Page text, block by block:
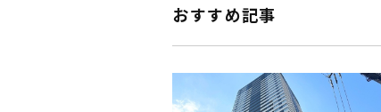
おすすめ記事